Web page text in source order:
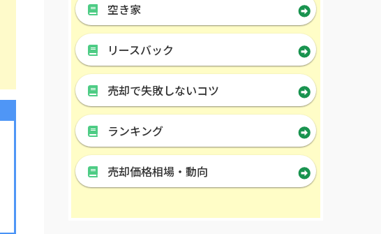
空き家
リースバック
売却で失敗しないコツ
ランキング
売却価格相場・動向